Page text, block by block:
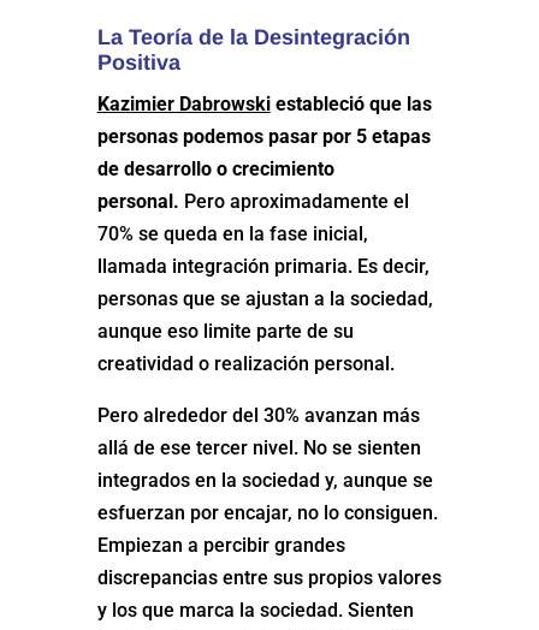
La Teoría de la Desintegración
Positiva
Kazimier Dabrowskiestableció que las
personas podemos pasar por 5 etapas
de desarrollo o crecimiento
personal. Pero aproximadamente el
70% se queda en la fase inicial,
llamada integración primaria. Es decir,
personas que se ajustan a la sociedad,
aunque eso limite parte de su
creatividad o realización personal.
Pero alrededor del 30% avanzan más
allá de ese tercer nivel. No se sienten
integrados en la sociedad y, aunque se
esfuerzan por encajar, no lo consiguen.
Empiezan a percibir grandes
discrepancias entre sus propios valores
y los que marca la sociedad. Sienten